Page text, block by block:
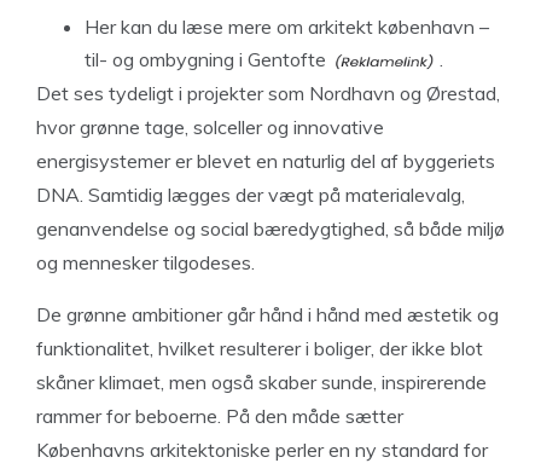
Her kan du læse mere om arkitekt københavn –
til- og ombygning i Gentofte
.
Det ses tydeligt i projekter som Nordhavn og Ørestad,
hvor grønne tage, solceller og innovative
energisystemer er blevet en naturlig del af byggeriets
DNA. Samtidig lægges der vægt på materialevalg,
genanvendelse og social bæredygtighed, så både miljø
og mennesker tilgodeses.
De grønne ambitioner går hånd i hånd med æstetik og
funktionalitet, hvilket resulterer i boliger, der ikke blot
skåner klimaet, men også skaber sunde, inspirerende
rammer for beboerne. På den måde sætter
Københavns arkitektoniske perler en ny standard for